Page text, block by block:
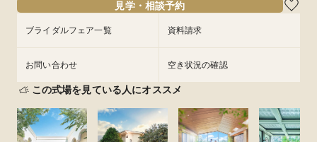
見学・相談予約
ブライダルフェア一覧 資料請求
お問い合わせ 空き状況の確認
この式場を見ている人にオススメ